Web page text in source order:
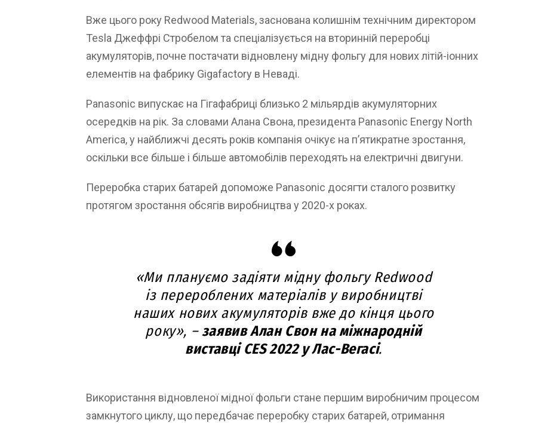
Вже цього року Redwood Materials, заснована колишнім технічним директором
Tesla Джеффрі Стробелом та спеціалізується на вторинній переробці
акумуляторів, почне постачати відновлену мідну фольгу для нових літій-іонних
елементів на фабрику Gigafactory в Неваді.
Panasonic випускає на Гігафабриці близько 2 мільярдів акумуляторних
осередків на рік. За словами Алана Свона, президента Panasonic Energy North
America, у найближчі десять років компанія очікує на п’ятикратне зростання,
оскільки все більше і більше автомобілів переходять на електричні двигуни.
Переробка старих батарей допоможе Panasonic досягти сталого розвитку
протягом зростання обсягів виробництва у 2020-х роках.
«Ми плануємо задіяти мідну фольгу Redwood
із перероблених матеріалів у виробництві
наших нових акумуляторів вже до кінця цього
року», –заявив Алан Свон на міжнародній
виставці CES 2022 у Лас-Вегасі.
Використання відновленої мідної фольги стане першим виробничим процесом
замкнутого циклу, що передбачає переробку старих батарей, отримання